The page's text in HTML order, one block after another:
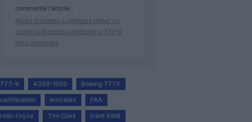
commenté l'article :
Après Emirates, Lufthansa remet en
cause la réception de Boeing 777-9
déjà construits
777-9 A350-1000 Boeing 777X
certification emirates FAA
rolls-royce Tim Clark trent XWB